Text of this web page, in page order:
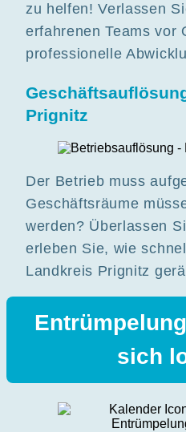
zu helfen! Verlassen
erfahrenen Teams vor
professionelle
Prignitz
Der Betrieb muss
Geschäftsräume
werden? Überlassen
erleben Sie, wie
Landkreis Prignitz
sich